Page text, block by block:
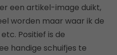
een artikel-image duikt,
worden maar waar ik de
Positief is de
handige schuifjes te